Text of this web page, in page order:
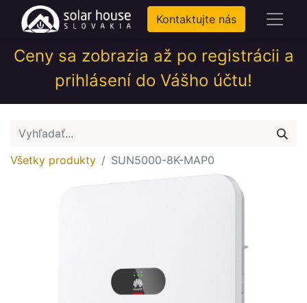
Kontaktujte nás
Ceny sa zobrazia až po registrácii a
prihlásení do Vášho účtu!
Všetky produkty SUN5000-8K-MAP0